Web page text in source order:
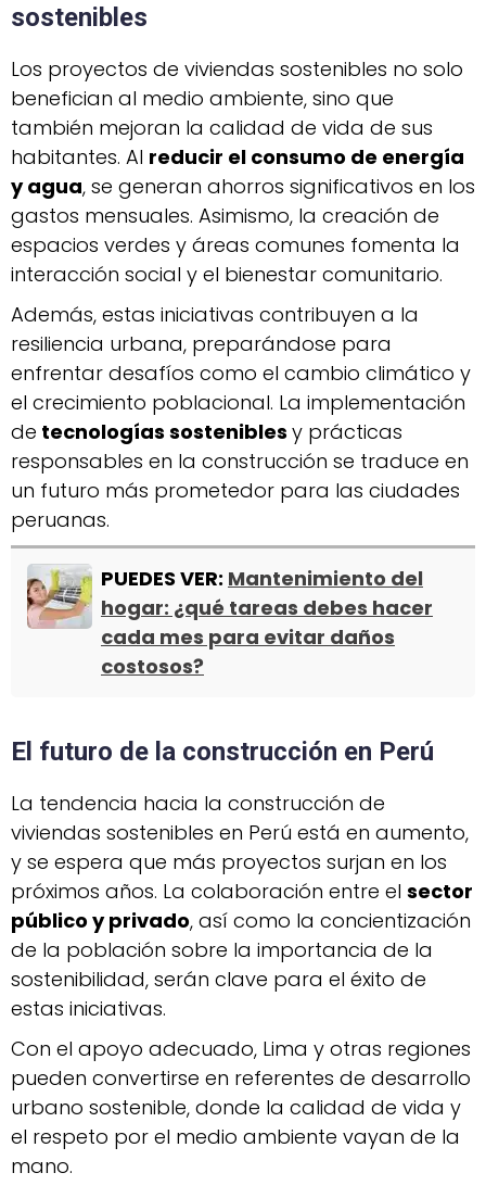
sostenibles
Los proyectos de viviendas sostenibles no solo
benefician al medio ambiente, sino que
también mejoran la calidad de vida de sus
habitantes. Al reducir el consumo de energía
y agua, se generan ahorros significativos en los
gastos mensuales. Asimismo, la creación de
espacios verdes y áreas comunes fomenta la
interacción social y el bienestar comunitario.
Además, estas iniciativas contribuyen a la
resiliencia urbana, preparándose para
enfrentar desafíos como el cambio climático y
el crecimiento poblacional. La implementación
de tecnologías sostenibles y prácticas
responsables en la construcción se traduce en
un futuro más prometedor para las ciudades
peruanas.
PUEDES VER: Mantenimiento del
hogar: ¿qué tareas debes hacer
cada mes para evitar daños
costosos?
El futuro de la construcción en Perú
La tendencia hacia la construcción de
viviendas sostenibles en Perú está en aumento,
y se espera que más proyectos surjan en los
próximos años. La colaboración entre el sector
público y privado, así como la concientización
de la población sobre la importancia de la
sostenibilidad, serán clave para el éxito de
estas iniciativas.
Con el apoyo adecuado, Lima y otras regiones
pueden convertirse en referentes de desarrollo
urbano sostenible, donde la calidad de vida y
el respeto por el medio ambiente vayan de la
mano.